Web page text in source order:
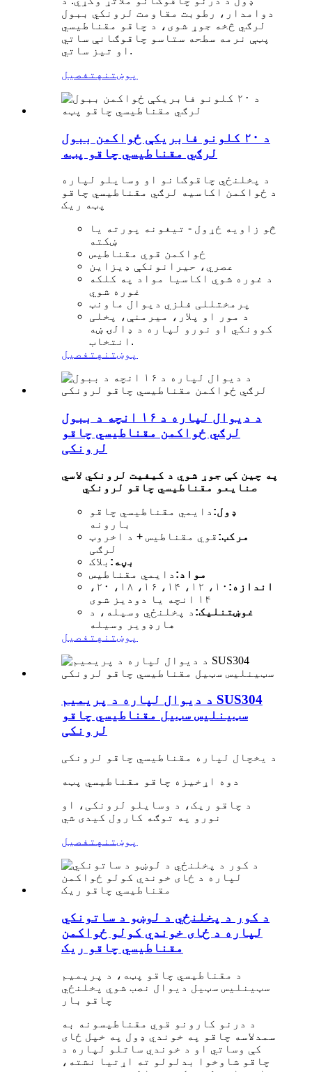
دوامدار، رطوبت مقاومت لرونکي ببول
لرګي څخه جوړ شوی، د چاقو مقناطیسي
پټې نرمه سطحه ستاسو چاقوګانې ساتي
او تیز ساتي.
پوښتنه تفصیل
د ۲۰ کلونو فابریکې ځواکمن ببول
لرګي مقناطیسي چاقو پټه
د پخلنځي چاقوګانو او وسایلو لپاره
د ځواکمن اکاسیه لرګي مقناطیسي چاقو
پټه ریک
څو زاویه ځړول - تیغونه پورته یا
ښکته
ځواکمن قوي مقناطیس
عصري، حیرانونکې ډیزاین
د غوره شوي اکاسیا مواد په کلکه
غوره شوي
پرمختللی فلزي دیوال ماونټ
د مور او پلار، میرمنې، پخلی
کوونکي او نورو لپاره د ډالۍ ښه
انتخاب.
پوښتنه تفصیل
د دیوال لپاره د ۱۶ انچه د ببول
لرګي ځواکمن مقناطیسي چاقو
لرونکی
په چین کې جوړ شوي د کیفیت لرونکي لاسي
صنایعو مقناطیسي چاقو لرونکي
ډول: دایمي مقناطیسي چاقو
بارونه
مرکب: قوي مقناطیس + د اخروټ
لرګی
بڼه: بلاک
مواد: دایمي مقناطیس
اندازه:
۱۰، ۱۲، ۱۴، ۱۶، ۱۸، ۲۰،
۱۴ انچه یا دودیز شوی
غوښتنلیک: د پخلنځي وسیله، د
هارډویر وسیله
پوښتنه تفصیل
د دیوال لپاره د پریمیم SUS304
سټینلیس سټیل مقناطیسي چاقو
لرونکی
د یخچال لپاره مقناطیسي چاقو لرونکی
دوه اړخیزه چاقو مقناطیسي پټه
د چاقو ریک، د وسایلو لرونکی، او
نورو په توګه کارول کیدی شي
پوښتنه تفصیل
د کور د پخلنځي د لوښو د ساتونکي
لپاره د ځای خوندي کولو ځواکمن
مقناطیسي چاقو ریک
د مقناطیسي چاقو پټه، د پریمیم
سټینلیس سټیل دیوال نصب شوي پخلنځي
چاقو بار
د درنو کارونو قوي مقناطیسونه به
سمدلاسه چاقو په خوندي ډول په خپل ځای
کې وساتي او د خوندي ساتلو لپاره د
چاقو شاوخوا بدلولو ته اړتیا نشته،